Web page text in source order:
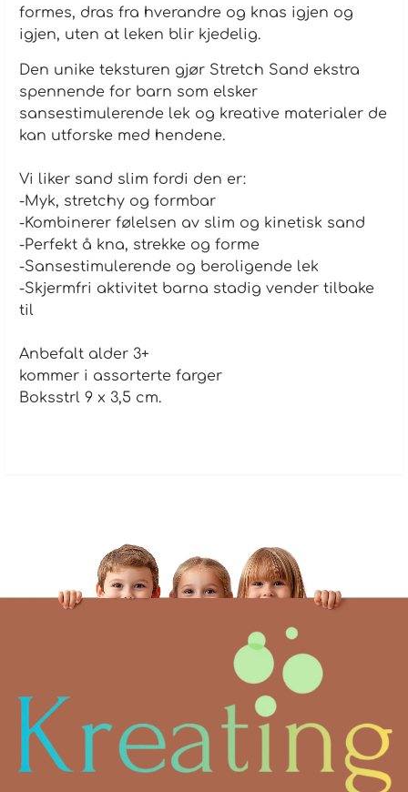
formes, dras fra hverandre og knas igjen og
igjen, uten at leken blir kjedelig.
Den unike teksturen gjør Stretch Sand ekstra
spennende for barn som elsker
sansestimulerende lek og kreative materialer de
kan utforske med hendene.
Vi liker sand slim fordi den er:
-Myk, stretchy og formbar
-Kombinerer følelsen av slim og kinetisk sand
-Perfekt å kna, strekke og forme
-Sansestimulerende og beroligende lek
-Skjermfri aktivitet barna stadig vender tilbake
til
Anbefalt alder 3+
kommer i assorterte farger
Boksstrl 9 x 3,5 cm.